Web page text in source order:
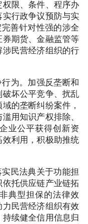
限、条件、程序办
行政争议预防与实
善针对性强的涉全
券期货、金融监管等
民营经济组织的行
为。加强反垄断和
坏公平竞争、扰乱
的垄断纠纷案件，
用知识产权排除、
业公平获得创新资
利用，积极助推统
民法典关于功能担
托供应链产业链拓
典型担保的法律效
民营经济组织有效
续健全信用信息归